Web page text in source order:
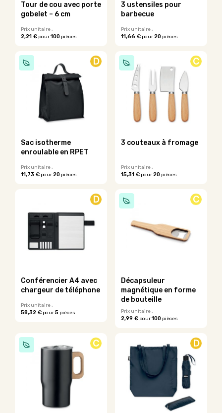
Tour de cou avec porte
gobelet – 6 cm
Prix unitaire :
2,21 € pour100 pièces
3 ustensiles pour
barbecue
Prix unitaire :
11,66 €pour20pièces
D
Sac isotherme
enroulable en RPET
Prix unitaire :
11,73 € pour20 pièces
C
3 couteaux à fromage
Prix unitaire :
15,31 €pour20pièces
D
Conférencier A4 avec
chargeur de téléphone
Prix unitaire :
58,32 € pour5 pièces
C
Décapsuleur
magnétique en forme
de bouteille
Prix unitaire :
2,99 €pour100pièces
C D